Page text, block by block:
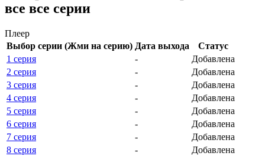
все все серии
Плеер
Выбор серии (Жми на серию) Дата выхода
Статус
1 серия
-
Добавлена
2 серия
-
Добавлена
3 серия
-
Добавлена
4 серия
-
Добавлена
5 серия
-
Добавлена
6 серия
-
Добавлена
7 серия
-
Добавлена
8 серия
-
Добавлена